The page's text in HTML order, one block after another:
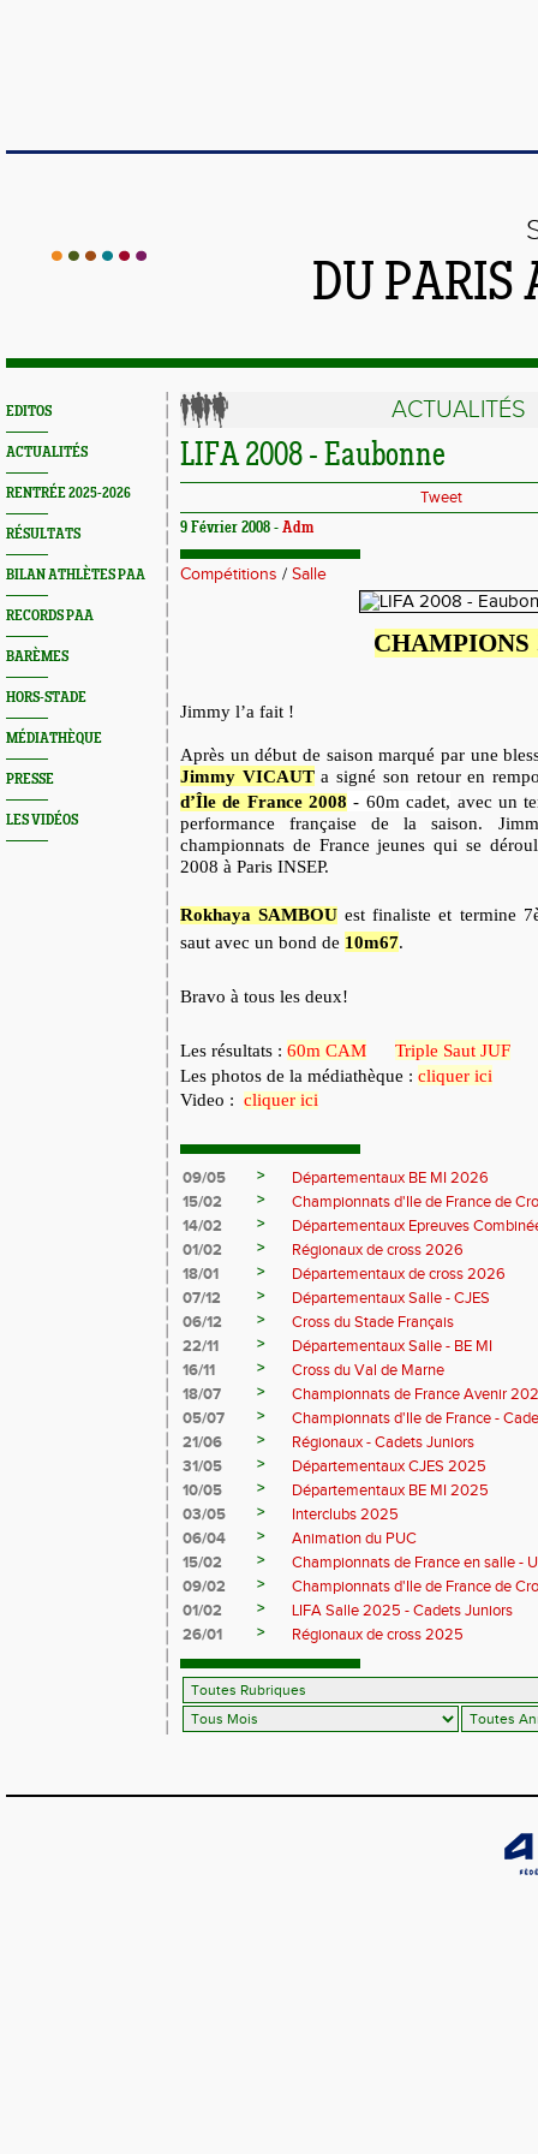
DU PARIS
EDITOS
ACTUALITÉS
RENTRÉE 2025-2026
RÉSULTATS
BILAN ATHLÈTES PAA
RECORDS PAA
BARÈMES
HORS-STADE
MÉDIATHÈQUE
PRESSE
LES VIDÉOS
ACTUALITÉS
LIFA 2008 - Eaubonne
Tweet
9 Février 2008 - Adm
Compétitions / Salle
CHAMPIONS
Jimmy l’a fait !
Après un début de saison marqué par une
Jimmy VICAUTa signé son retour en
d’Île de France 2008 - 60m cadet, avec un
performance française de la saison.
championnats de France jeunes qui se
2008 à Paris INSEP.
Rokhaya SAMBOU est finaliste et termine
saut avec un bond de 10m67.
Bravo à tous les deux!
Les résultats : 60m CAM
Triple Saut JUF
Les photos de la médiathèque : cliquer ici
Video : cliquer ici
09/05 >
Départementaux BE MI 2026
15/02
>
Championnats d'Ile de France de
14/02
>
Départementaux Epreuves
01/02
>
Régionaux de cross 2026
18/01
>
Départementaux de cross 2026
07/12
>
Départementaux Salle - CJES
06/12
>
Cross du Stade Français
22/11
>
Départementaux Salle - BE MI
16/11
>
Cross du Val de Marne
18/07
>
Championnats de France Avenir
05/07
>
Championnats d'Ile de France -
21/06
>
Régionaux - Cadets Juniors
31/05
>
Départementaux CJES 2025
10/05
>
Départementaux BE MI 2025
03/05
>
Interclubs 2025
06/04
>
Animation du PUC
15/02
>
Championnats de France en salle -
09/02
>
Championnats d'Ile de France de
01/02
>
LIFA Salle 2025 - Cadets Juniors
26/01
> Régionaux de cross 2025